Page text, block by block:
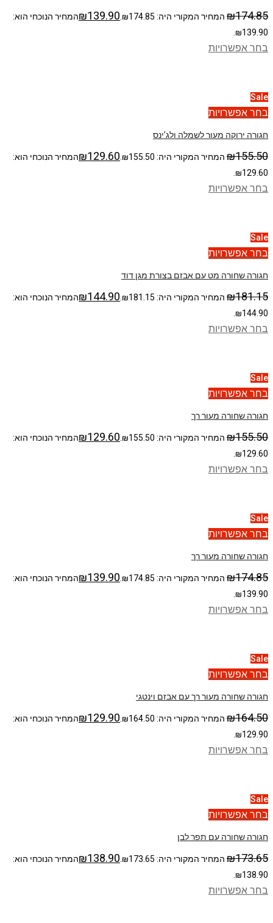
₪174.85 המחיר המקורי היה: ₪174.85. ₪139.90
המחיר הנוכחי הוא:
₪139.90.
בחר אפשרויות
Sale
בחר אפשרויות
חגורה ירוקה מעור לשמלה ולג’ינס
₪155.50 המחיר המקורי היה: ₪155.50. ₪129.60
המחיר הנוכחי הוא:
₪129.60.
בחר אפשרויות
Sale
בחר אפשרויות
חגורה שחורה מט עם אבזם בצורת מגן דוד
₪181.15 המחיר המקורי היה: ₪181.15. ₪144.90
המחיר הנוכחי הוא:
₪144.90.
בחר אפשרויות
Sale
בחר אפשרויות
חגורה שחורה מעור רך
₪155.50 המחיר המקורי היה: ₪155.50. ₪129.60
המחיר הנוכחי הוא:
₪129.60.
בחר אפשרויות
Sale
בחר אפשרויות
חגורה שחורה מעור רך
₪174.85 המחיר המקורי היה: ₪174.85. ₪139.90
המחיר הנוכחי הוא:
₪139.90.
בחר אפשרויות
Sale
בחר אפשרויות
חגורה שחורה מעור רך עם אבזם וינטגי
₪164.50 המחיר המקורי היה: ₪164.50. ₪129.90
המחיר הנוכחי הוא:
₪129.90.
בחר אפשרויות
Sale
בחר אפשרויות
חגורה שחורה עם תפר לבן
₪173.65 המחיר המקורי היה: ₪173.65. ₪138.90
המחיר הנוכחי הוא:
₪138.90.
בחר אפשרויות